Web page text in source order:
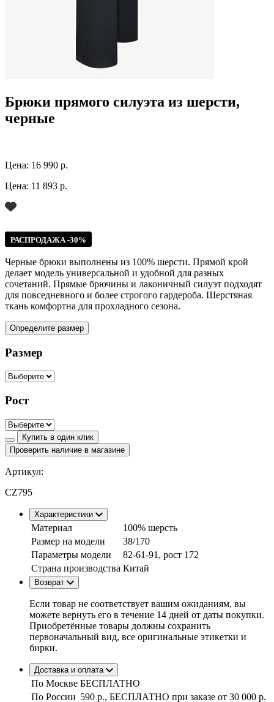
Брюки прямого силуэта из шерсти,
черные
Цена: 16 990 р.
Цена: 11 893 р.
РАСПРОДАЖА -30%
Черные брюки выполнены из 100% шерсти. Прямой крой
делает модель универсальной и удобной для разных
сочетаний. Прямые брючины и лаконичный силуэт подходят
для повседневного и более строгого гардероба. Шерстяная
ткань комфортна для прохладного сезона.
Определите размер
Размер
Рост
Купить в один клик
Проверить наличие в магазине
Артикул:
CZ795
Характеристики
Материал
100% шерсть
Размер на модели
38/170
Параметры модели
82-61-91, рост 172
Страна производства Китай
Возврат
Если товар не соответствует вашим ожиданиям, вы
можете вернуть его в течение 14 дней от даты покупки.
Приобретённые товары должны сохранить
первоначальный вид, все оригинальные этикетки и
бирки.
Доставка и оплата
По Москве БЕСПЛАТНО
По России 590 р., БЕСПЛАТНО при заказе от 30 000 р.